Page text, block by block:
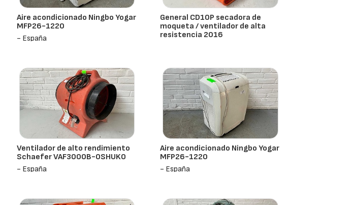
Aire acondicionado Ningbo Yogar
MFP26-1220
- España
General CD10P secadora de
moqueta / ventilador de alta
resistencia 2016
Ventilador de alto rendimiento
Schaefer VAF3000B-OSHUKO
- España
Aire acondicionado Ningbo Yogar
MFP26-1220
- España